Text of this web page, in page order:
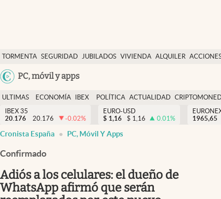
TORMENTA SEGURIDAD JUBILADOS VIVIENDA ALQUILER
USA
PC, móvil y apps
Economía y finanzas
Política
Actualidad
Criptomonedas
España
ULTIMAS
NOTICIAS
ECONOMÍA
FINANZAS
IBEX
EURO
POLÍTICA ACTUALIDAD
IBEX 35
20.176
20.176 -0.02%
EURO-USD
$ 1,16 $ 1,16 0.01%
1965,65
Cronista España PC, Móvil Y Apps
Confirmado
Adiós a los celulares: el dueño de
WhatsApp afirmó que serán